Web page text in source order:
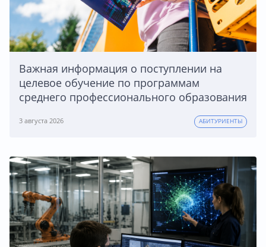
Важная информация о поступлении на
целевое обучение по программам
среднего профессионального образования
3 августа 2026 АБИТУРИЕНТЫ